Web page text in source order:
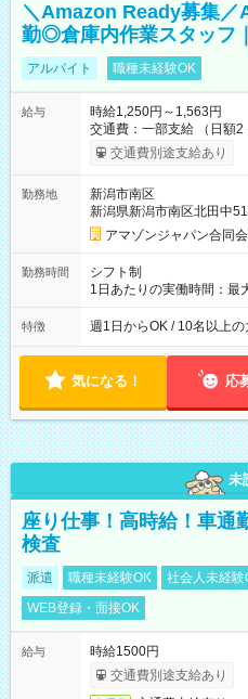
＼Amazon Ready募集
勤◎倉庫内作業スタッフ
アルバイト 職種未経験OK
給与
時給1,250円～1,563円
交通費：一部支給 （日額
実費支給） ※22:00～翌5:00までは時給25%UP！ ■給与前払い
制度あり ※前払い額の上
交通費別途支給あり
勤務地
新潟市南区
新潟県新潟市南区北田中
アマゾンジャパン合同
勤務時間
シフト制
1日あたりの実働時間：最
社後、就業可能シフトを
特徴 週1日からOK / 10名以上
気になる！ 応
未
座り仕事！高時給！車通
検査
派遣 職種未経験OK 社会人未経験
WEB登録・面接OK
給与
時給1500円
交通費別途支給あり